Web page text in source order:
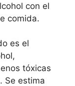
con el
comida.
es el
tóxicas
Se estima